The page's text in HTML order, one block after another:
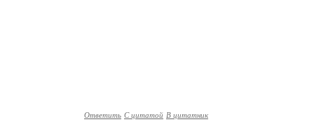
Ответить С цитатой В цитатник